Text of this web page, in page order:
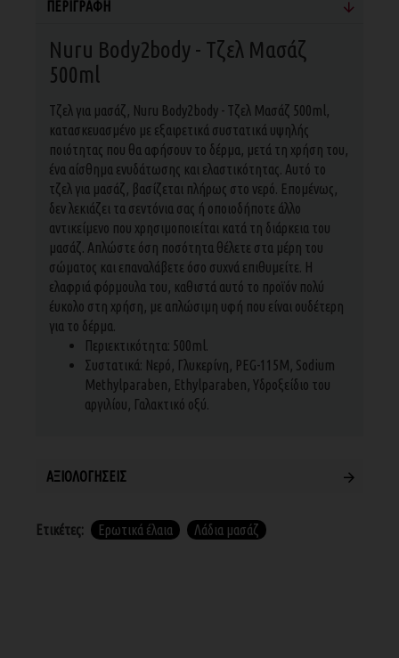
ΠΕΡΙΓΡΑΦΉ
Nuru Body2body - Τζελ Μασάζ
500ml
Τζελ για μασάζ, Nuru Body2body - Τζελ Μασάζ 500ml,
κατασκευασμένο με εξαιρετικά συστατικά υψηλής
ποιότητας που θα αφήσουν το δέρμα, μετά τη χρήση του,
ένα αίσθημα ενυδάτωσης και ελαστικότητας. Αυτό το
τζελ για μασάζ, βασίζεται πλήρως στο νερό. Επομένως,
δεν λεκιάζει τα σεντόνια σας ή οποιοδήποτε άλλο
αντικείμενο που χρησιμοποιείται κατά τη διάρκεια του
μασάζ. Απλώστε όση ποσότητα θέλετε στα μέρη του
σώματος και επαναλάβετε όσο συχνά επιθυμείτε. Η
ελαφριά φόρμουλα του, καθιστά αυτό το προϊόν πολύ
έυκολο στη χρήση, με απλώσιμη υφή που είναι ουδέτερη
για το δέρμα.
Περιεκτικότητα: 500ml.
Συστατικά: Νερό, Γλυκερίνη, PEG-115M, Sodium
Methylparaben, Ethylparaben, Υδροξείδιο του
αργιλίου, Γαλακτικό οξύ.
ΑΞΙΟΛΟΓΉΣΕΙΣ
Ετικέτες: Ερωτικά έλαια Λάδια μασάζ